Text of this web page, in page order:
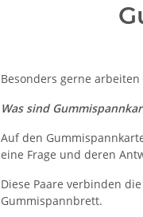
Besonders gerne
Was sind
Auf den
eine Frage und deren
Diese Paare verbinden
Gummispannbrett.